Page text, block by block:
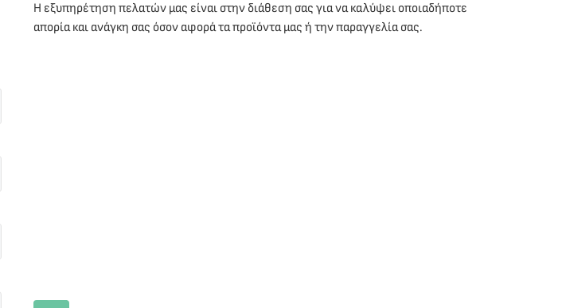
Η εξυπηρέτηση πελατών μας είναι στην διάθεση σας για να καλύψει οποιαδήποτε
απορία και ανάγκη σας όσον αφορά τα προϊόντα μας ή την παραγγελία σας.